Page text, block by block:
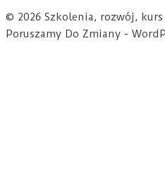
© 2026 Szkolenia, rozwój,
Poruszamy Do Zmiany -